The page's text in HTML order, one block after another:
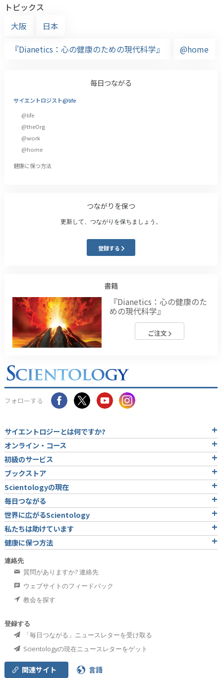
トピックス
大阪
日本
『Dianetics：心の健康のための現代科学』
@home
毎日つながる
サイエントロジスト@life
@life
@theOrg
@work
@home
健康に保つ方法
つながりを保つ
更新して、つながりを保ちましょう。
登録する
書籍
『Dianetics：心の健康のた
めの現代科学』
ご注文
フォローする
サイエントロジーとは何ですか?
オンライン・コース
初級のサービス
ブックストア
Scientologyの現在
毎日つながる
世界に広がるScientology
私たちは助けています
健康に保つ方法
連絡先
質問がありますか? 連絡先
ウェブサイトのフィードバック
教会を探す
登録する
「毎日つながる」ニュースレターを受け取る
Scientologyの現在ニュースレターをゲット
関連サイト 言語